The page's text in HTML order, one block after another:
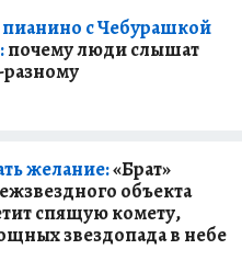
с Чебурашкой
почему люди слышат
желание:«Брат»
объекта
спящую комету,
звездопада в небе